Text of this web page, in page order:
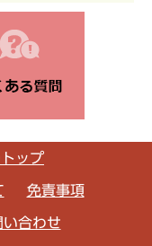
ップ
免責事項
い合わせ